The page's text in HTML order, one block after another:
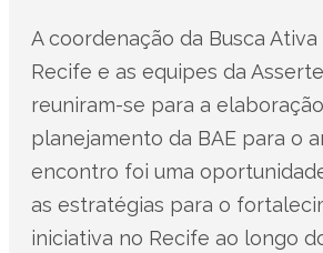
A coordenação da Busca
Recife e as equipes da
reuniram-se para a
planejamento da BAE para o
encontro foi uma
as estratégias para o
iniciativa no Recife ao longo